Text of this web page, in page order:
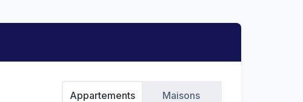
Appartements Maisons